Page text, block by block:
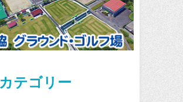
カテゴリー